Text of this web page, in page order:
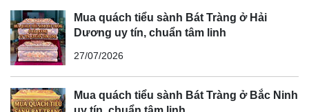
Mua quách tiểu sành Bát Tràng ở Hải
Dương uy tín, chuẩn tâm linh
27/07/2026
Mua quách tiểu sành Bát Tràng ở Bắc Ninh